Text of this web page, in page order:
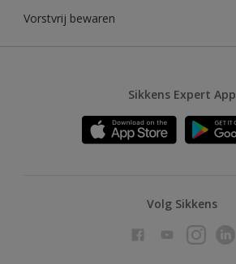
Vorstvrij bewaren
Sikkens Expert App
Volg Sikkens